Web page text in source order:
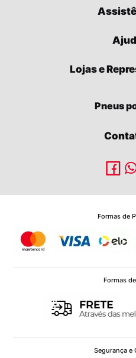
Lojas e
Pneus
Formas de
Formas
Segurança e